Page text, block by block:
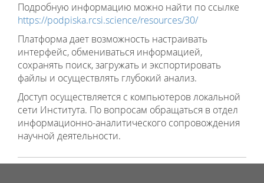
Подробную информацию можно найти по ссылке
https://podpiska.rcsi.science/resources/30/
Платформа дает возможность настраивать
интерфейс, обмениваться информацией,
сохранять поиск, загружать и экспортировать
файлы и осуществлять глубокий анализ.
Доступ осуществляется с компьютеров локальной
сети Института. По вопросам обращаться в отдел
информационно-аналитического сопровождения
научной деятельности.